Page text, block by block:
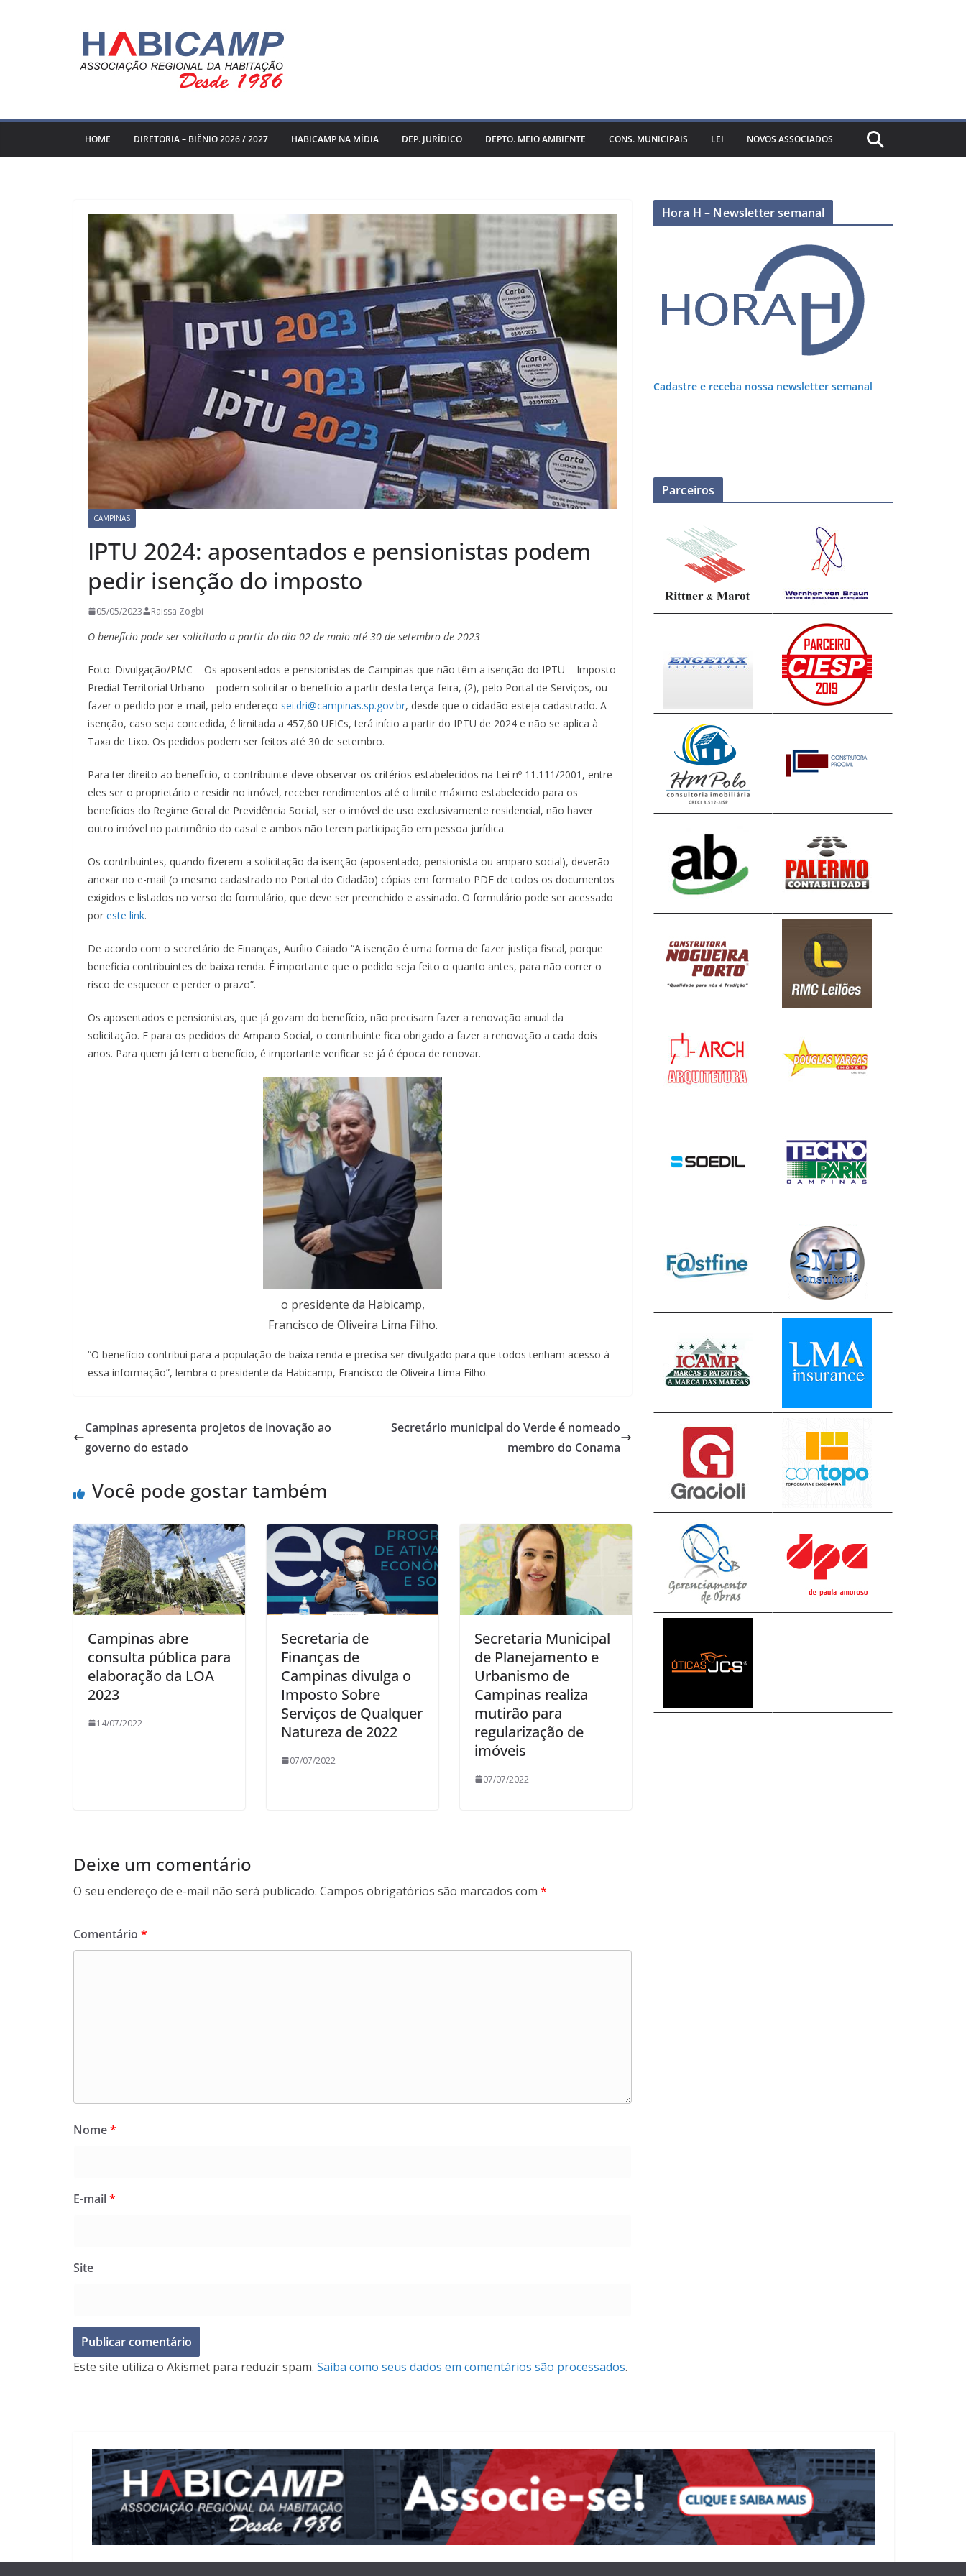
HOME DIRETORIA – BIÊNIO 2026 / 2027 HABICAMP NA MÍDIA DEP. JURÍDICO DEPTO. MEIO AMBIENTE CONS. MUNICIPAIS LEI NOVOS ASSOCIADOS
CAMPINAS
IPTU 2024: aposentados e pensionistas podem
pedir isenção do imposto
05/05/2023 Raissa Zogbi
O benefício pode ser solicitado a partir do dia 02 de maio até 30 de setembro de 2023
Foto: Divulgação/PMC – Os aposentados e pensionistas de Campinas que não têm a isenção do IPTU – Imposto
Predial Territorial Urbano – podem solicitar o benefício a partir desta terça-feira, (2), pelo Portal de Serviços, ou
fazer o pedido por e-mail, pelo endereço sei.dri@campinas.sp.gov.br, desde que o cidadão esteja cadastrado. A
isenção, caso seja concedida, é limitada a 457,60 UFICs, terá início a partir do IPTU de 2024 e não se aplica à
Taxa de Lixo. Os pedidos podem ser feitos até 30 de setembro.
Para ter direito ao benefício, o contribuinte deve observar os critérios estabelecidos na Lei nº 11.111/2001, entre
eles ser o proprietário e residir no imóvel, receber rendimentos até o limite máximo estabelecido para os
benefícios do Regime Geral de Previdência Social, ser o imóvel de uso exclusivamente residencial, não haver
outro imóvel no patrimônio do casal e ambos não terem participação em pessoa jurídica.
Os contribuintes, quando fizerem a solicitação da isenção (aposentado, pensionista ou amparo social), deverão
anexar no e-mail (o mesmo cadastrado no Portal do Cidadão) cópias em formato PDF de todos os documentos
exigidos e listados no verso do formulário, que deve ser preenchido e assinado. O formulário pode ser acessado
por este link.
De acordo com o secretário de Finanças, Aurílio Caiado “A isenção é uma forma de fazer justiça fiscal, porque
beneficia contribuintes de baixa renda. É importante que o pedido seja feito o quanto antes, para não correr o
risco de esquecer e perder o prazo”.
Os aposentados e pensionistas, que já gozam do benefício, não precisam fazer a renovação anual da
solicitação. E para os pedidos de Amparo Social, o contribuinte fica obrigado a fazer a renovação a cada dois
anos. Para quem já tem o benefício, é importante verificar se já é época de renovar.
o presidente da Habicamp,
Francisco de Oliveira Lima Filho.
“O benefício contribui para a população de baixa renda e precisa ser divulgado para que todos tenham acesso à
essa informação”, lembra o presidente da Habicamp, Francisco de Oliveira Lima Filho.
Campinas apresenta projetos de inovação ao
governo do estado
Secretário municipal do Verde é nomeado
membro do Conama
Você pode gostar também
Campinas abre
consulta pública para
elaboração da LOA
2023
14/07/2022
Secretaria de
Finanças de
Campinas divulga o
Imposto Sobre
Serviços de Qualquer
Natureza de 2022
07/07/2022
Secretaria Municipal
de Planejamento e
Urbanismo de
Campinas realiza
mutirão para
regularização de
imóveis
07/07/2022
Deixe um comentário
O seu endereço de e-mail não será publicado. Campos obrigatórios são marcados com *
Comentário *
Nome*
E-mail*
Site
Este site utiliza o Akismet para reduzir spam. Saiba como seus dados em comentários são processados.
Hora H – Newsletter semanal
Cadastre e receba nossa newsletter semanal
Parceiros